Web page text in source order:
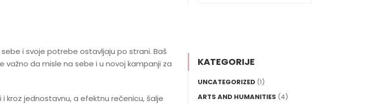
i svoje potrebe ostavljaju po strani. Baš
važno da misle na sebe i u novoj kampanji za
kroz jednostavnu, a efektnu rečenicu, šalje
KATEGORIJE
UNCATEGORIZED (1)
ARTS AND HUMANITIES (4)